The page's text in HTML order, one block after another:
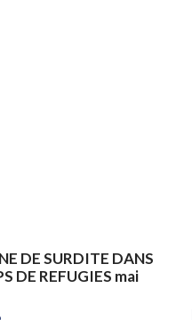
DE SURDITE DANS
DE REFUGIES mai